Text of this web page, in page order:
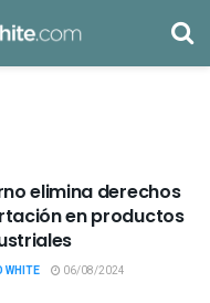
elimina derechos
en productos
WHITE 06/08/2024